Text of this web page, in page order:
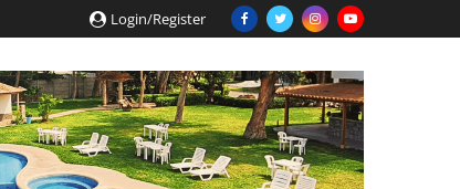
Login/Register